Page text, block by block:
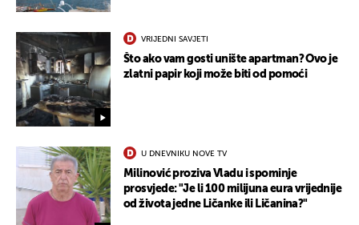
VRIJEDNI SAVJETI
Što ako vam gosti unište apartman? Ovo je
zlatni papir koji može biti od pomoći
U DNEVNIKU NOVE TV
Milinović proziva Vladu i spominje
prosvjede: "Je li 100 milijuna eura vrijednije
od života jedne Ličanke ili Ličanina?"